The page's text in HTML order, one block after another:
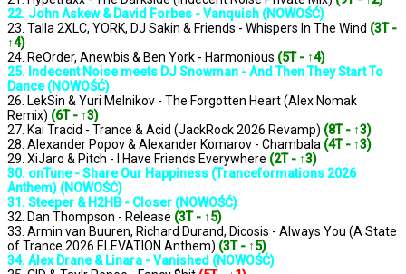
22. John Askew & David Forbes - Vanquish (NOWOŚĆ)
23. Talla 2XLC, YORK, DJ Sakin & Friends - Whispers In The Wind (3T -
↑4)
24. ReOrder, Anewbis & Ben York - Harmonious (5T - ↑4)
25. Indecent Noise meets DJ Snowman - And Then They Start To
Dance (NOWOŚĆ)
26. LekSin & Yuri Melnikov - The Forgotten Heart (Alex Nomak
Remix) (6T - ↑3)
27. Kai Tracid - Trance & Acid (JackRock 2026 Revamp) (8T - ↑3)
28. Alexander Popov & Alexander Komarov - Chambala (4T - ↑3)
29. XiJaro & Pitch - I Have Friends Everywhere (2T - ↑3)
30. onTune - Share Our Happiness (Tranceformations 2026
Anthem) (NOWOŚĆ)
31. Steeper & H2HB - Closer (NOWOŚĆ)
32. Dan Thompson - Release (3T - ↑5)
33. Armin van Buuren, Richard Durand, Dicosis - Always You (A State
of Trance 2026 ELEVATION Anthem) (3T - ↑5)
34. Alex Drane & Linara - Vanished (NOWOŚĆ)